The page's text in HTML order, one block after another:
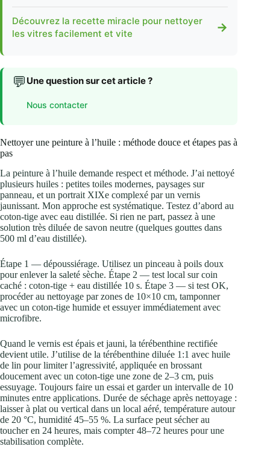
Découvrez la recette miracle pour nettoyer
les vitres facilement et vite
→
💬 Une question sur cet article ?
Nous contacter
Nettoyer une peinture à l’huile : méthode douce et étapes pas à
pas
La peinture à l’huile demande respect et méthode. J’ai nettoyé
plusieurs huiles : petites toiles modernes, paysages sur
panneau, et un portrait XIXe complexé par un vernis
jaunissant. Mon approche est systématique. Testez d’abord au
coton‑tige avec eau distillée. Si rien ne part, passez à une
solution très diluée de savon neutre (quelques gouttes dans
500 ml d’eau distillée).
Étape 1 — dépoussiérage. Utilisez un pinceau à poils doux
pour enlever la saleté sèche. Étape 2 — test local sur coin
caché : coton‑tige + eau distillée 10 s. Étape 3 — si test OK,
procéder au nettoyage par zones de 10×10 cm, tamponner
avec un coton‑tige humide et essuyer immédiatement avec
microfibre.
Quand le vernis est épais et jauni, la térébenthine rectifiée
devient utile. J’utilise de la térébenthine diluée 1:1 avec huile
de lin pour limiter l’agressivité, appliquée en brossant
doucement avec un coton‑tige une zone de 2–3 cm, puis
essuyage. Toujours faire un essai et garder un intervalle de 10
minutes entre applications. Durée de séchage après nettoyage :
laisser à plat ou vertical dans un local aéré, température autour
de 20 °C, humidité 45–55 %. La surface peut sécher au
toucher en 24 heures, mais compter 48–72 heures pour une
stabilisation complète.